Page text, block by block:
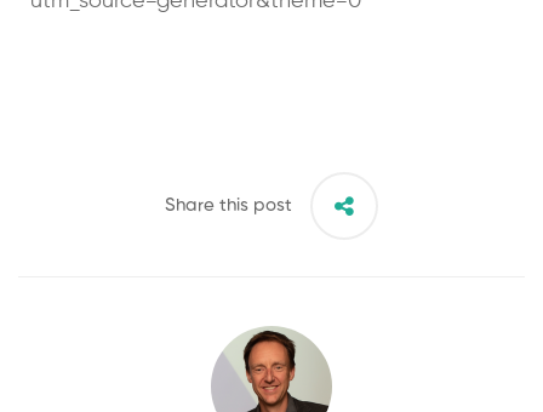
Share this post